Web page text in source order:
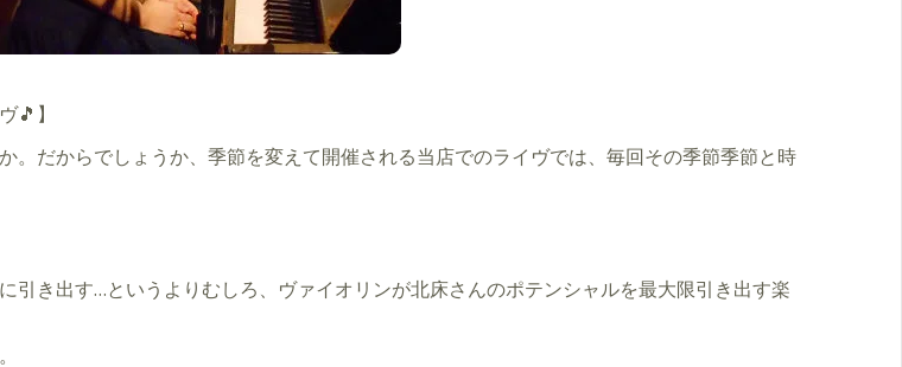
🎵】
だからでしょうか、季節を変えて開催される当店でのライヴでは、毎回その季節季節と時
き出す…というよりむしろ、ヴァイオリンが北床さんのポテンシャルを最大限引き出す楽